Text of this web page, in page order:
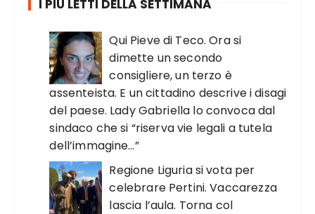
I PIÙ LETTI DELLA SETTIMANA
Qui Pieve di Teco. Ora si
dimette un secondo
consigliere, un terzo è
assenteista. E un cittadino descrive i disagi
del paese. Lady Gabriella lo convoca dal
sindaco che si “riserva vie legali a tutela
dell’immagine…”
Regione Liguria si vota per
celebrare Pertini. Vaccarezza
lascia l’aula. Torna col